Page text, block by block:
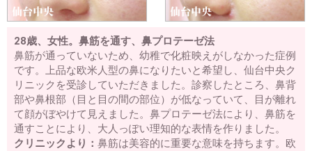
28歳、女性。鼻筋を通す、鼻プロテーゼ法
鼻筋が通っていないため、幼稚で化粧映えがしなかった症例
です。上品な欧米人型の鼻になりたいと希望し、仙台中央ク
リニックを受診していただきました。診察したところ、鼻背
部や鼻根部（目と目の間の部位）が低なっていて、目が離れ
て顔がぼやけて見えました。鼻プロテーゼ法により、鼻筋を
通すことにより、大人っぽい理知的な表情を作りました。
クリニックより： 鼻筋は美容的に重要な意味を持ちます。欧